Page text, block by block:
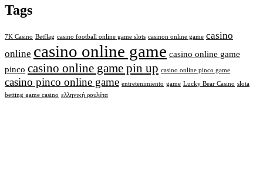
Tags
7K Casino Betflag casino football online game slots casinon online game casino
online casino online game casino online game
pinco casino online game pin up casino online pinco game
casino pinco online game entretenimiento game Lucky Bear Casino slota
betting game casino ελληνική ρουλέτα